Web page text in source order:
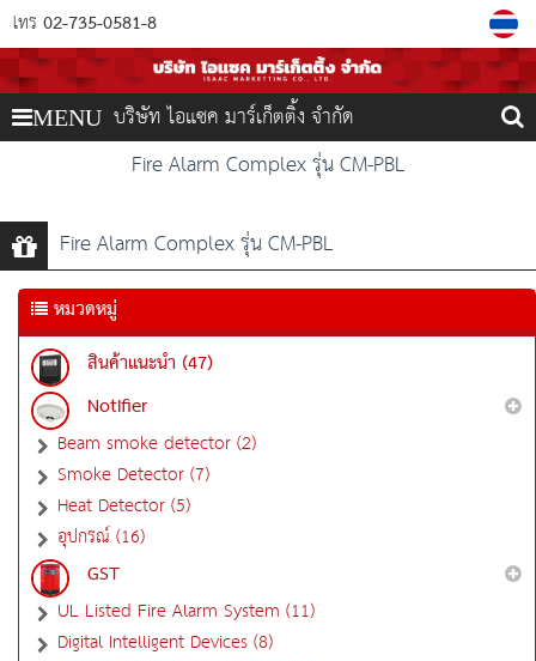
โทร 02-735-0581-8
MENU บริษัท ไอแซค มาร์เก็ตติ้ง จำกัด
Fire Alarm Complex รุ่น CM-PBL
Fire Alarm Complex รุ่น CM-PBL
หมวดหมู่
สินค้าแนะนำ (47)
Notifier
Beam smoke detector (2)
Smoke Detector (7)
Heat Detector (5)
อุปกรณ์ (16)
GST
UL Listed Fire Alarm System (11)
Digital Intelligent Devices (8)